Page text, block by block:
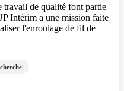
travail de qualité font partie
Intérim a une mission faite
l'enroulage de fil de